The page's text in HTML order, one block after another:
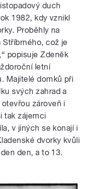
duch
1982, kdy vznikl
Proběhly na
Stříbrného, což je
popisuje Zdeněk
letní
Majitelé domků při
svých zahrad a
zároveň i
tak zájemci
v jiných se konají i
dvorky kvůli
den, a to 13.